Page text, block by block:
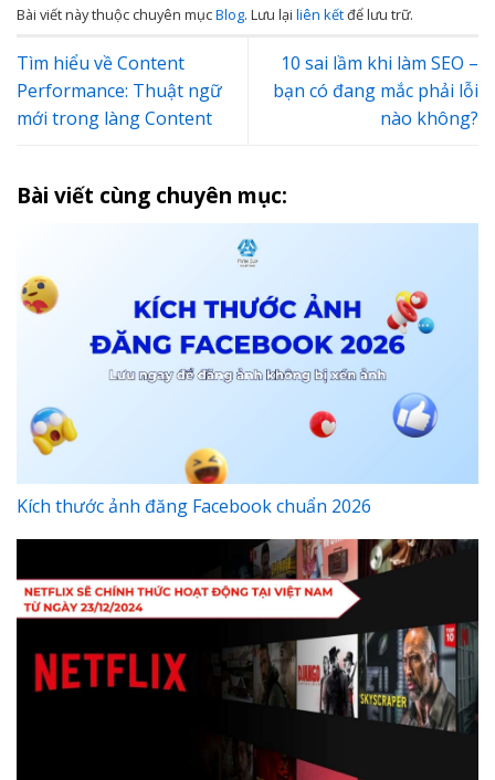
Bài viết này thuộc chuyên mụcBlog. Lưu lại liên kếtđể lưu trữ.
Tìm hiểu về Content
Performance: Thuật ngữ
mới trong làng Content
10 sai lầm khi làm SEO –
bạn có đang mắc phải lỗi
nào không?
Bài viết cùng chuyên mục:
Kích thước ảnh đăng Facebook chuẩn 2026